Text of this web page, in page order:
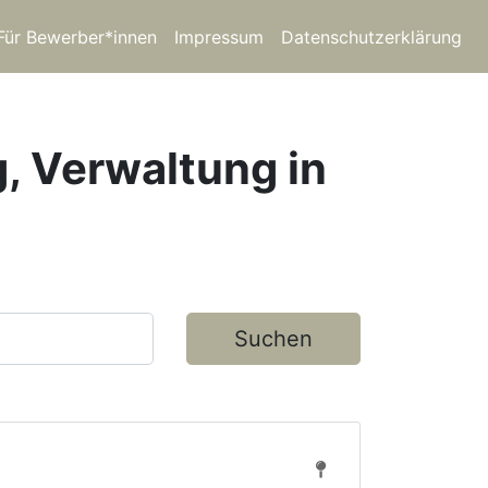
Bewerber*innen Impressum Datenschutzerklärung
Verwaltung in
Suchen